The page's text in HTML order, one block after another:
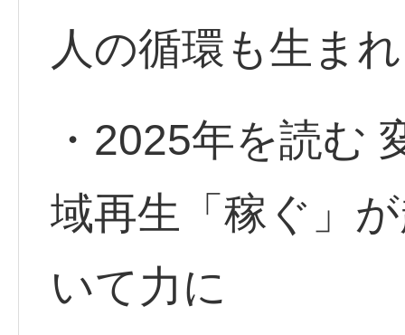
人の循環も生ま
・2025年を読
域再生「稼ぐ」
いて力に